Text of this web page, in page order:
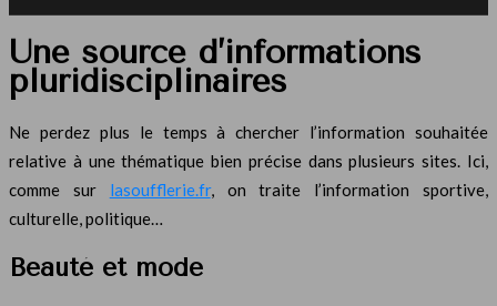
Une source d’informations
pluridisciplinaires
Ne perdez plus le temps à chercher l’information souhaitée
relative à une thématique bien précise dans plusieurs sites. Ici,
comme sur lasoufflerie.fr, on traite l’information sportive,
culturelle, politique…
Beauté et mode